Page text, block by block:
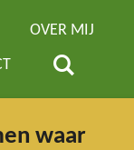
OVER MIJ
waar